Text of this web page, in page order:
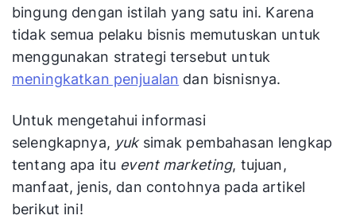
bingung dengan istilah yang satu ini. Karena
tidak semua pelaku bisnis memutuskan untuk
menggunakan strategi tersebut untuk
meningkatkan penjualan dan bisnisnya.
Untuk mengetahui informasi
selengkapnya, yuk simak pembahasan lengkap
tentang apa itu event marketing, tujuan,
manfaat, jenis, dan contohnya pada artikel
berikut ini!